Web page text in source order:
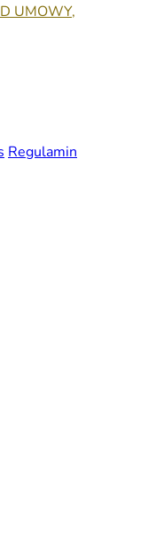
UMOWY,
Regulamin